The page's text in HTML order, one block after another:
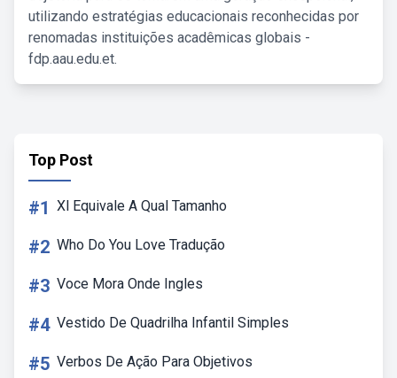
utilizando estratégias educacionais reconhecidas por
renomadas instituições acadêmicas globais -
fdp.aau.edu.et.
Top Post
#1 Xl Equivale A Qual Tamanho
#2 Who Do You Love Tradução
#3 Voce Mora Onde Ingles
#4 Vestido De Quadrilha Infantil Simples
#5 Verbos De Ação Para Objetivos